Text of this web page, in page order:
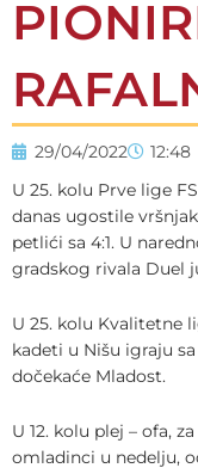
29/04/2022
12:48
U 25. kolu Prve lige
danas ugostile
petlići sa 4:1. U
gradskog rivala Duel
U 25. kolu Kvalitetne
kadeti u Nišu igraju
dočekaće Mladost.
U 12. kolu plej – ofa,
omladinci u nedelju,